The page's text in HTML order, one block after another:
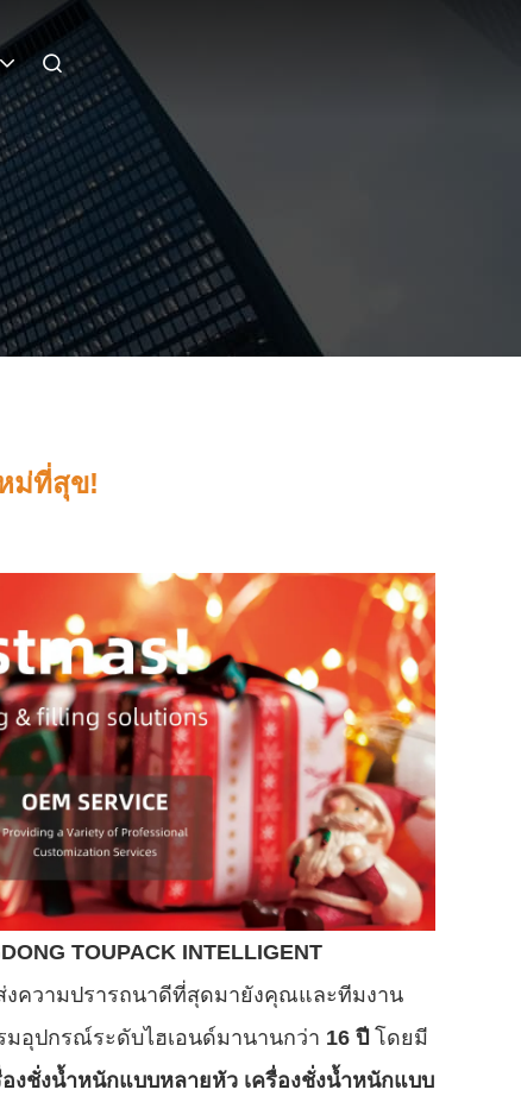
ม่ที่สุข!
TOUPACK INTELLIGENT
ความปรารถนาดีที่สุดมายังคุณและทีมงาน
มอุปกรณ์ระดับไฮเอนด์มานานกว่า 16 ปี โดยมี
งชั่งน้ำหนักแบบหลายหัว เครื่องชั่งน้ำหนักแบบ